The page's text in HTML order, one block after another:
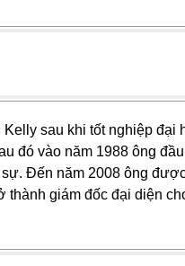
sau khi tốt nghiệp đại
đó vào năm 1988 ông
Đến năm 2008 ông
thành giám đốc đại diện